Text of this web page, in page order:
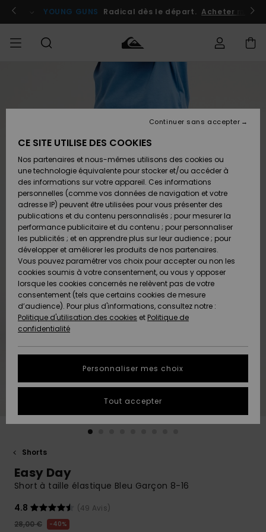
l'information
le
Se connecter / s'inscrire
YOUNG GUNS Radical dès le départ. Acheter
Vêtements
Chaussures
& Tongs
Surf
Snow
Nouveautés
A
Découvrir
Vêtements
Chaussures
& Tongs
Surf
Snow
Nouveautés
A
Découvrir
FEMME
Shop
A
Découvrir
Snow
SURF
Surf
Homme
Surf
Shop
Enfant
Highlights
Communauté
SNOW
Snow
Homme
Snow
Shop
Enfant
Snow
Shop
Femme
A
Découvrir
Communauté
OUTLET
Outlet
Enfant
Outlet
Femme
AIDE &
CONTACT
Accéder à
Retours
Paiement
Carte
Cadeau
Quiksilver
Freedom
Protection
des
tailles
conversation
à votre
question.
Démarrer
MAGASINS
QUIKSILVER
Shorts
Easy Day
Short à taille élastique Bleu Garçon 8-16
4.8
(49 Avis)
28,00 €
40%
CE SITE UTILISE DES COOKIES
Nos partenaires et nous-mêmes utilisons des cookies ou
une technologie équivalente pour stocker et/ou accéder à
des informations sur votre appareil. Ces informations
personnelles (comme vos données de navigation et votre
adresse IP) peuvent être utilisées pour vous présenter des
publications et du contenu personnalisés ; pour mesurer la
performance publicitaire et du contenu ; pour personnaliser
les publicités ; et en apprendre plus sur leur audience ; pour
développer et améliorer les produits de nos partenaires.
Vous pouvez paramétrer vos choix pour accepter ou non les
cookies soumis à votre consentement, ou vous y opposer
lorsque les cookies concernés ne relèvent pas de votre
consentement (tels que certains cookies de mesure
d’audience). Pour plus d'informations, consultez notre :
Politique d'utilisation des cookies et Politique de
confidentialité
Personnaliser mes choix
Continuer sans accepter
Tout accepter